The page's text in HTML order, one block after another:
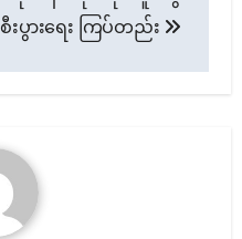
စီးပွားရေး ကြပ်တည်း